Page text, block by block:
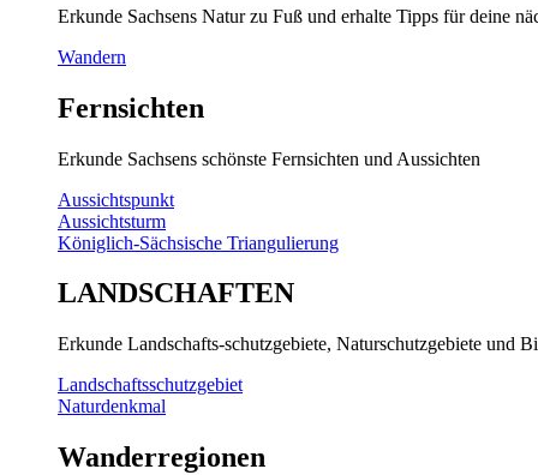
Erkunde Sachsens Natur zu Fuß und erhalte Tipps für deine
Wandern
Fernsichten
Erkunde Sachsens schönste Fernsichten und Aussichten
Aussichtspunkt
Aussichtsturm
Königlich-Sächsische Triangulierung
LANDSCHAFTEN
Erkunde Landschafts-schutzgebiete, Naturschutzgebiete und
Landschaftsschutzgebiet
Naturdenkmal
Wanderregionen